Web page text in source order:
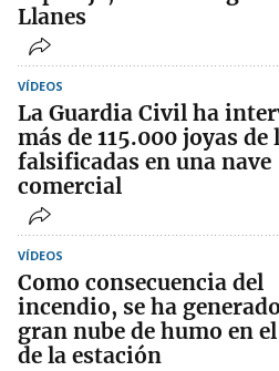
Llanes
VÍDEOS
La Guardia Civil ha
más de 115.000 joyas de
falsificadas en una nave
comercial
VÍDEOS
Como consecuencia del
incendio, se ha
gran nube de humo en
de la estación